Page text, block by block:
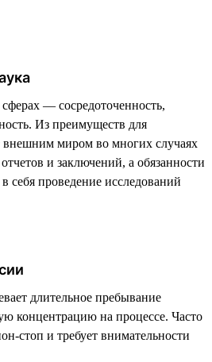
— сосредоточенность,
Из преимуществ для
миром во многих случаях
и заключений, а обязанности
себя проведение исследований
длительное пребывание
концентрацию на процессе. Часто
стоп и требует внимательности